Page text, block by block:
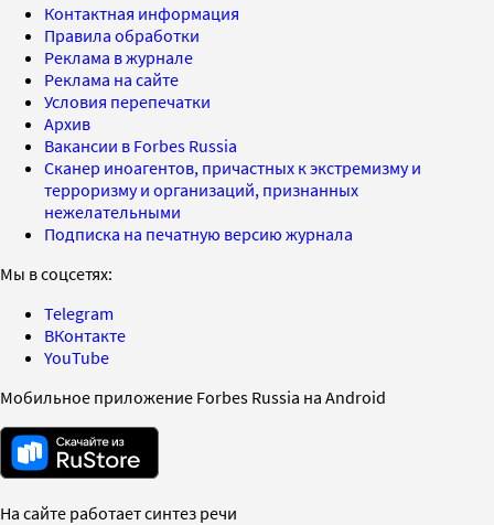
Контактная информация
Правила обработки
Реклама в журнале
Реклама на сайте
Условия перепечатки
Архив
Вакансии в Forbes Russia
Сканер иноагентов, причастных к экстремизму и
терроризму и организаций, признанных
нежелательными
Подписка на печатную версию журнала
Мы в соцсетях:
Telegram
ВКонтакте
YouTube
Мобильное приложение Forbes Russia на Android
На сайте работает синтез речи